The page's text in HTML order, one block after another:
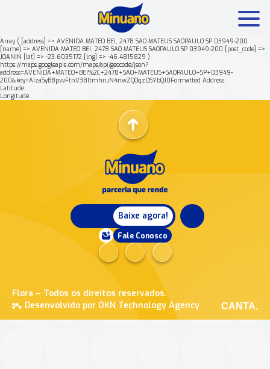
Array ( [address] => AVENIDA MATEO BEI, 2478 SAO MATEUS SAOPAULO SP 03949-200
[name] => AVENIDA MATEO BEI, 2478 SAO MATEUS SAOPAULO SP 03949-200 [post_code] =>
JOANIN [lat] => -23.6035172 [lng] => -46.4815829 )
https://maps.googleapis.com/maps/api/geocode/json?
address=AVENIDA+MATEO+BEI%2C+2478+SAO+MATEUS+SAOPAULO+SP+03949-
200&key=AIzaSyB8pvvFtnV38ItmhruN4nwZQOqzDSYbQJ0Formatted Address:
Latitude:
Longitude:
Baixe agora!
Fale Conosco
Flora – Todos os direitos reservados.
Desenvolvido por OKN Technology Agency
CANTA.
Mais buscados: Produtos Minuano Rende +
Nossa história